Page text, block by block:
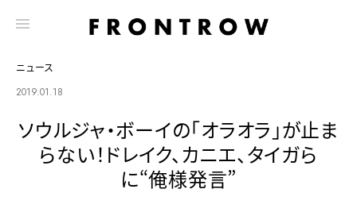
ニュース
2019.01.18
ソウルジャ・ボーイの「オラオラ」が止ま
らない！ドレイク、カニエ、タイガら
に“俺様発言”